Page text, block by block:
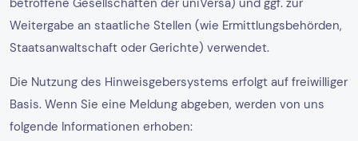
betroffene Gesellschaften der uniVersa) und ggf. zur
Weitergabe an staatliche Stellen (wie Ermittlungsbehörden,
Staatsanwaltschaft oder Gerichte) verwendet.
Die Nutzung des Hinweisgebersystems erfolgt auf freiwilliger
Basis. Wenn Sie eine Meldung abgeben, werden von uns
folgende Informationen erhoben: